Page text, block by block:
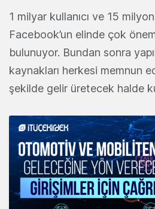
1 milyar kullanıcı ve 15
Facebook’un elinde çok
bulunuyor. Bundan sonra
kaynakları herkesi memnun
şekilde gelir üretecek halde